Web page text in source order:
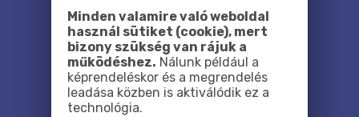
Minden valamire való weboldal
használ sütiket (cookie), mert
bizony szükség van rájuk a
működéshez. Nálunk például a
képrendeléskor és a megrendelés
leadása közben is aktiválódik ez a
technológia.